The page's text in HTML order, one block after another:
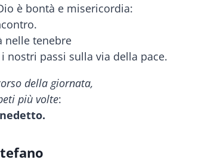
è bontà e misericordia:
nelle tenebre
nostri passi sulla via della pace.
della giornata,
più volte: